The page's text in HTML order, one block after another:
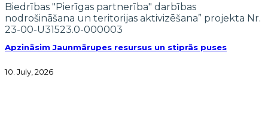
Apzināsim Jaunmārupes resursus un stiprās puses
10. July, 2026
Biedrības "Pierīgas partnerība" darbības
nodrošināšana un teritorijas aktivizēšana” projekta Nr.
23-00-U31523.0-000003